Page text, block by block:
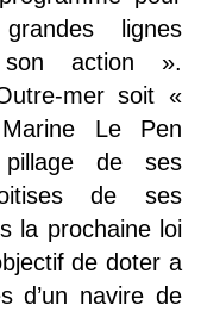
lignes
son action ».
mer soit «
Le Pen
de ses
de ses
la prochaine loi
de doter a
d’un navire de